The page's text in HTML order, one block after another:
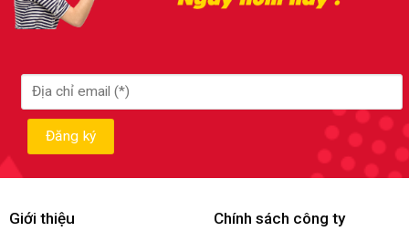
Giới thiệu Chính sách công ty